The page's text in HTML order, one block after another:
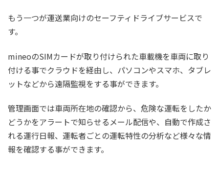
もう一つが運送業向けのセーフティドライブサービスで
す。
mineoのSIMカードが取り付けられた車載機を車両に取り
付ける事でクラウドを経由し、パソコンやスマホ、タブレ
ットなどから遠隔監視をする事ができます。
管理画面では車両所在地の確認から、危険な運転をしたか
どうかをアラートで知らせるメール配信や、自動で作成さ
れる運行日報、運転者ごとの運転特性の分析など様々な情
報を確認する事ができます。